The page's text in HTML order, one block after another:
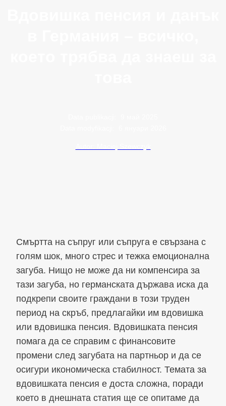
Смъртта на съпруг или съпруга е свързана с
голям шок, много стрес и тежка емоционална
загуба. Нищо не може да ни компенсира за
тази загуба, но германската държава иска да
подкрепи своите граждани в този труден
период на скръб, предлагайки им вдовишка
или вдовишка пенсия. Вдовишката пенсия
помага да се справим с финансовите
промени след загубата на партньор и да се
осигури икономическа стабилност. Темата за
вдовишката пенсия е доста сложна, поради
което в днешната статия ще се опитаме да